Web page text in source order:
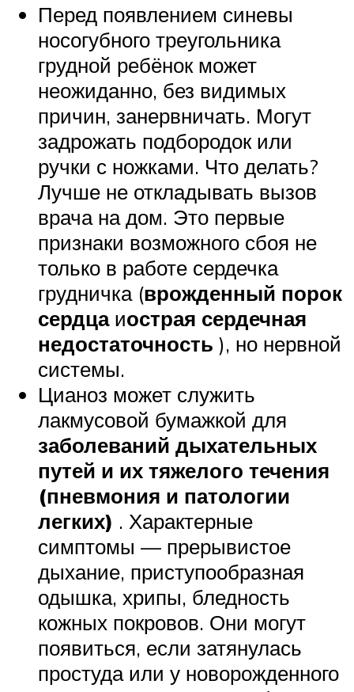
Перед появлением синевы
носогубного треугольника
грудной ребёнок может
неожиданно, без видимых
причин, занервничать. Могут
задрожать подбородок или
ручки с ножками. Что делать?
Лучше не откладывать вызов
врача на дом. Это первые
признаки возможного сбоя не
только в работе сердечка
грудничка (врожденный порок
сердцаиострая сердечная
недостаточность ), но нервной
системы.
Цианоз может служить
лакмусовой бумажкой для
заболеваний дыхательных
путей и их тяжелого течения
(пневмония и патологии
легких) . Характерные
симптомы — прерывистое
дыхание, приступообразная
одышка, хрипы, бледность
кожных покровов. Они могут
появиться, если затянулась
простуда или у новорожденного